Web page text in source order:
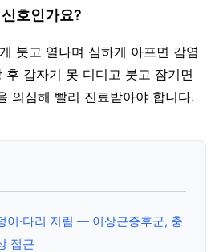
호인가요?
붓고 열나며 심하게 아프면 감염
후 갑자기 못 디디고 붓고 잠기면
의심해 빨리 진료받아야 합니다.
이·다리 저림 — 이상근증후군, 충
접근